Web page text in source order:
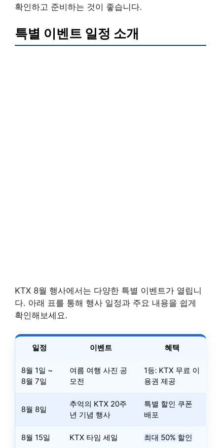
확인하고 준비하는 것이 좋습니다.
특별 이벤트 일정 소개
KTX 8월 행사에서는 다양한 특별 이벤트가 열립니
다. 아래 표를 통해 행사 일정과 주요 내용을 쉽게
확인해보세요.
일정 이벤트 혜택
8월 1일 ~
8월 7일
여름 여행 사진 공
모전
1등: KTX 무료 이
용권 제공
8월 8일
추억의 KTX 20주
년 기념 행사
특별 할인 쿠폰
배포
8월 15일 KTX 타임 세일 최대 50% 할인